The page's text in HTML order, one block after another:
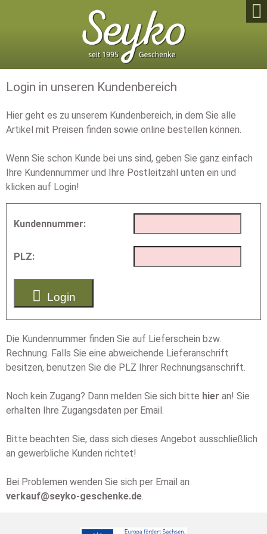

Login in unseren Kundenbereich
Hier geht es zu unserem Kundenbereich, in dem Sie alle
Artikel mit Preisen finden sowie online bestellen können.
Wenn Sie schon Kunde bei uns sind, geben Sie ganz einfach
Ihre Kundennummer und Ihre Postleitzahl unten ein und
klicken auf Login!
Kundennummer:
PLZ:
 Login
Die Kundennummer finden Sie auf Lieferschein bzw.
Rechnung. Falls Sie eine abweichende Lieferanschrift
besitzen, benutzen Sie die PLZ Ihrer Rechnungsanschrift.
Noch kein Zugang? Dann melden Sie sich bitte hier an! Sie
erhalten Ihre Zugangsdaten per Email.
Bitte beachten Sie, dass sich dieses Angebot ausschließlich
an gewerbliche Kunden richtet!
Bei Problemen wenden Sie sich per Email an
verkauf@seyko-geschenke.de.